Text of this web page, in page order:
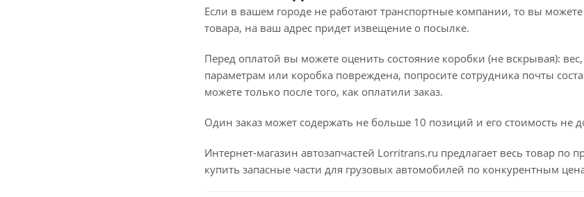
Если в вашем городе не работают транспортные компании, то вы можете
товара, на ваш адрес придет извещение о посылке.
Перед оплатой вы можете оценить состояние коробки (не вскрывая): вес,
параметрам или коробка повреждена, попросите сотрудника почты
можете только после того, как оплатили заказ.
Один заказ может содержать не больше 10 позиций и его стоимость не
Интернет-магазин автозапчастей Lorritrans.ru предлагает весь товар
купить запасные части для грузовых автомобилей по конкурентным